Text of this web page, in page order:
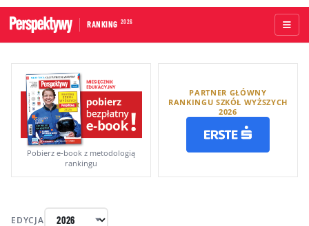
RANKING 2026
STRONA GŁÓWNA
UCZELNIE AKADEMICKIE
UCZELNIE ZAWODOWE
RANKINGI WG TYPÓW UCZELNI
RANKINGI WG GRUP KRYTERIÓW
RANKING KIERUNKÓW STUDIÓW
Pobierz e-book z metodologią
rankingu
PARTNER GŁÓWNY
RANKINGU SZKÓŁ WYŻSZYCH
2026
EDYCJA